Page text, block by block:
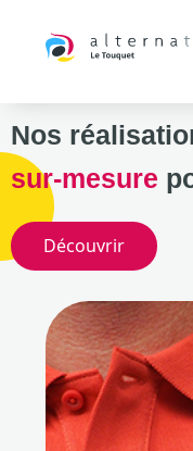
Nos
sur-mesure
Découvrir